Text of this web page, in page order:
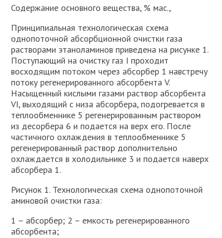
Содержание основного вещества, % мас.,
Принципиальная технологическая схема
однопоточной абсорбционной очистки газа
растворами этаноламинов приведена на рисунке 1.
Поступающий на очистку газ I проходит
восходящим потоком через абсорбер 1 навстречу
потоку регенерированного абсорбента V.
Насыщенный кислыми газами раствор абсорбента
VI, выходящий с низа абсорбера, подогревается в
теплообменнике 5 регенерированным раствором
из десорбера 6 и подается на верх его. После
частичного охлаждения в теплообменнике 5
регенерированный раствор дополнительно
охлаждается в холодильнике 3 и подается наверх
абсорбера 1.
Рисунок 1. Технологическая схема однопоточной
аминовой очистки газа:
1 – абсорбер; 2 – емкость регенерированного
абсорбента;